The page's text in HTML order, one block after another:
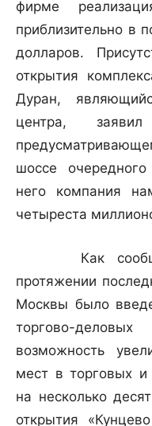
фирме
приблизительно в
долларов.
открытия
Дуран,
центра,
шоссе
него компания
четыреста
Как сообщил
протяжении
Москвы было
торгово-
возможность
мест в торговых
на несколько
открытия